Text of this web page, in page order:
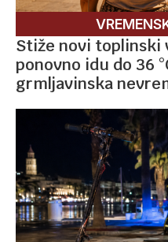
Stiže novi toplinski
ponovno idu do 36
grmljavinska